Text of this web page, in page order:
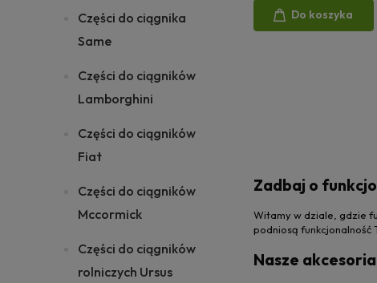
Części do ciągnika
Same
Części do ciągników
Lamborghini
Części do ciągników
Fiat
Części do ciągników
Mccormick
Części do ciągników
rolniczych Ursus
Do koszyka
Zadbaj o
Witamy w dziale, gdzie
podniosą funkcjonalność
Nasze